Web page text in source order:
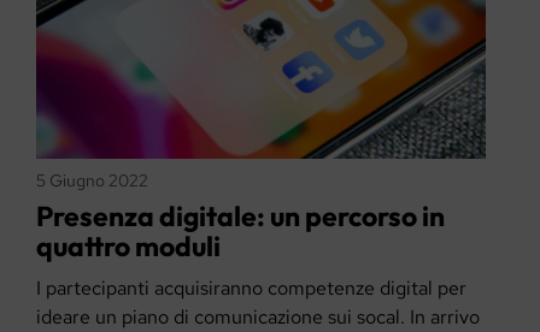
5 Giugno 2022
Presenza digitale: un percorso in
quattro moduli
I partecipanti acquisiranno competenze digital per
ideare un piano di comunicazione sui socal. In arrivo